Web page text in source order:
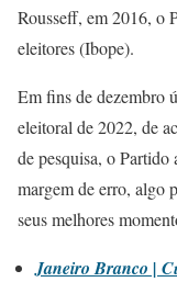
Rousseff, em 2016, o
eleitores (Ibope).
Em fins de dezembro
eleitoral de 2022, de
de pesquisa, o
margem de erro, algo
seus melhores
Janeiro Branco |